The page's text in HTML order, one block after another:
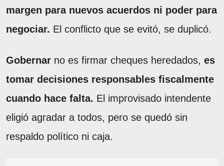
margen para nuevos acuerdos ni poder para
negociar. El conflicto que se evitó, se duplicó.
Gobernar no es firmar cheques heredados, es
tomar decisiones responsables fiscalmente
cuando hace falta. El improvisado intendente
eligió agradar a todos, pero se quedó sin
respaldo político ni caja.